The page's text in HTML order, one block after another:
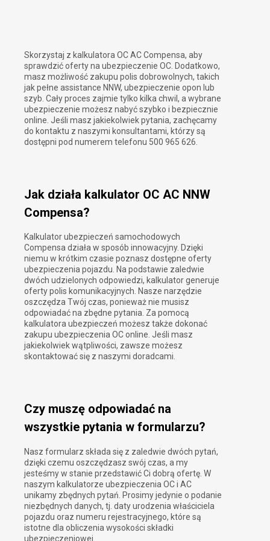
Skorzystaj z kalkulatora OC AC Compensa, aby
sprawdzić oferty na ubezpieczenie OC. Dodatkowo,
masz możliwość zakupu polis dobrowolnych, takich
jak pełne assistance NNW, ubezpieczenie opon lub
szyb. Cały proces zajmie tylko kilka chwil, a wybrane
ubezpieczenie możesz nabyć szybko i bezpiecznie
online. Jeśli masz jakiekolwiek pytania, zachęcamy
do kontaktu z naszymi konsultantami, którzy są
dostępni pod numerem telefonu 500 965 626.
Jak działa kalkulator OC AC NNW
Compensa?
Kalkulator ubezpieczeń samochodowych
Compensa działa w sposób innowacyjny. Dzięki
niemu w krótkim czasie poznasz dostępne oferty
ubezpieczenia pojazdu. Na podstawie zaledwie
dwóch udzielonych odpowiedzi, kalkulator generuje
oferty polis komunikacyjnych. Nasze narzędzie
oszczędza Twój czas, ponieważ nie musisz
odpowiadać na zbędne pytania. Za pomocą
kalkulatora ubezpieczeń możesz także dokonać
zakupu ubezpieczenia OC online. Jeśli masz
jakiekolwiek wątpliwości, zawsze możesz
skontaktować się z naszymi doradcami.
Czy muszę odpowiadać na
wszystkie pytania w formularzu?
Nasz formularz składa się z zaledwie dwóch pytań,
dzięki czemu oszczędzasz swój czas, a my
jesteśmy w stanie przedstawić Ci dobrą ofertę. W
naszym kalkulatorze ubezpieczenia OC i AC
unikamy zbędnych pytań. Prosimy jedynie o podanie
niezbędnych danych, tj. daty urodzenia właściciela
pojazdu oraz numeru rejestracyjnego, które są
istotne dla obliczenia wysokości składki
ubezpieczeniowej.